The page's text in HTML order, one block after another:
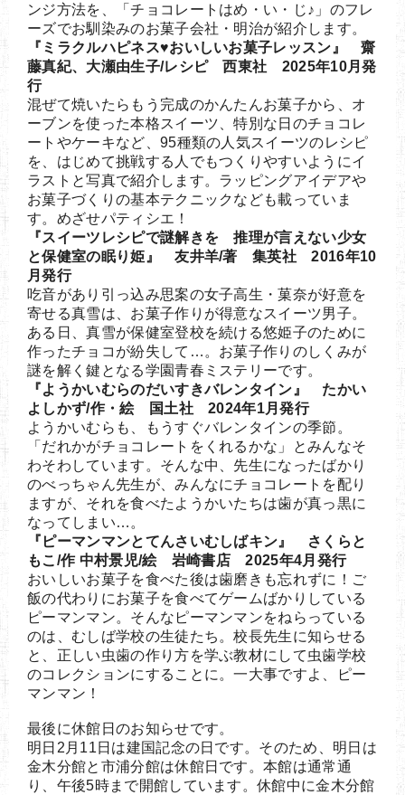
ンジ方法を、「チョコレートはめ・い・じ♪」のフレ
ーズでお馴染みのお菓子会社・明治が紹介します。
『ミラクルハピネス♥おいしいお菓子レッスン』 齋
藤真紀、大瀬由生子/レシピ 西東社 2025年10月発
行
混ぜて焼いたらもう完成のかんたんお菓子から、オ
ーブンを使った本格スイーツ、特別な日のチョコレ
ートやケーキなど、95種類の人気スイーツのレシピ
を、はじめて挑戦する人でもつくりやすいようにイ
ラストと写真で紹介します。ラッピングアイデアや
お菓子づくりの基本テクニックなども載っていま
す。めざせパティシエ！
『スイーツレシピで謎解きを 推理が言えない少女
と保健室の眠り姫』 友井羊/著 集英社 2016年10
月発行
吃音があり引っ込み思案の女子高生・菓奈が好意を
寄せる真雪は、お菓子作りが得意なスイーツ男子。
ある日、真雪が保健室登校を続ける悠姫子のために
作ったチョコが紛失して…。お菓子作りのしくみが
謎を解く鍵となる学園青春ミステリーです。
『ようかいむらのだいすきバレンタイン』 たかい
よしかず/作・絵 国土社 2024年1月発行
ようかいむらも、もうすぐバレンタインの季節。
「だれかがチョコレートをくれるかな」とみんなそ
わそわしています。そんな中、先生になったばかり
のべっちゃん先生が、みんなにチョコレートを配り
ますが、それを食べたようかいたちは歯が真っ黒に
なってしまい…。
『ピーマンマンとてんさいむしばキン』 さくらと
もこ/作 中村景児/絵 岩崎書店 2025年4月発行
おいしいお菓子を食べた後は歯磨きも忘れずに！ご
飯の代わりにお菓子を食べてゲームばかりしている
ピーマンマン。そんなピーマンマンをねらっている
のは、むしば学校の生徒たち。校長先生に知らせる
と、正しい虫歯の作り方を学ぶ教材にして虫歯学校
のコレクションにすることに。一大事ですよ、ピー
マンマン！
最後に休館日のお知らせです。
明日2月11日は建国記念の日です。そのため、明日は
金木分館と市浦分館は休館日です。本館は通常通
り、午後5時まで開館しています。休館中に金木分館